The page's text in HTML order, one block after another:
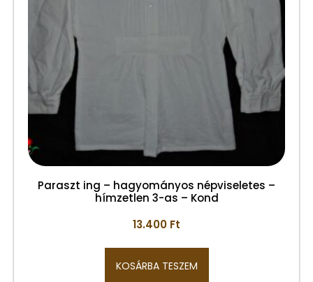
Paraszt ing – hagyományos népviseletes –
hímzetlen 3-as – Kond
13.400 Ft
KOSÁRBA TESZEM